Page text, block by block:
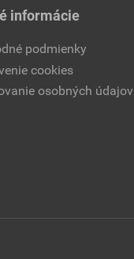
informácie
podmienky
cookies
osobných údajov